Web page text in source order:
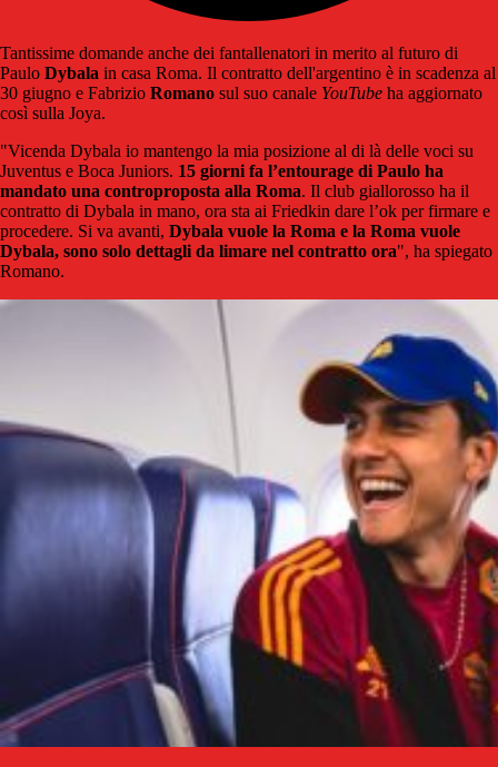
Tantissime domande anche dei fantallenatori in merito al futuro di
Paulo Dybala in casa Roma. Il contratto dell'argentino è in scadenza al
30 giugno e Fabrizio Romano sul suo canale YouTube ha aggiornato
così sulla Joya.
"Vicenda Dybala io mantengo la mia posizione al di là delle voci su
Juventus e Boca Juniors. 15 giorni fa l’entourage di Paulo ha
mandato una controproposta alla Roma. Il club giallorosso ha il
contratto di Dybala in mano, ora sta ai Friedkin dare l’ok per firmare e
procedere. Si va avanti, Dybala vuole la Roma e la Roma vuole
Dybala, sono solo dettagli da limare nel contratto ora", ha spiegato
Romano.